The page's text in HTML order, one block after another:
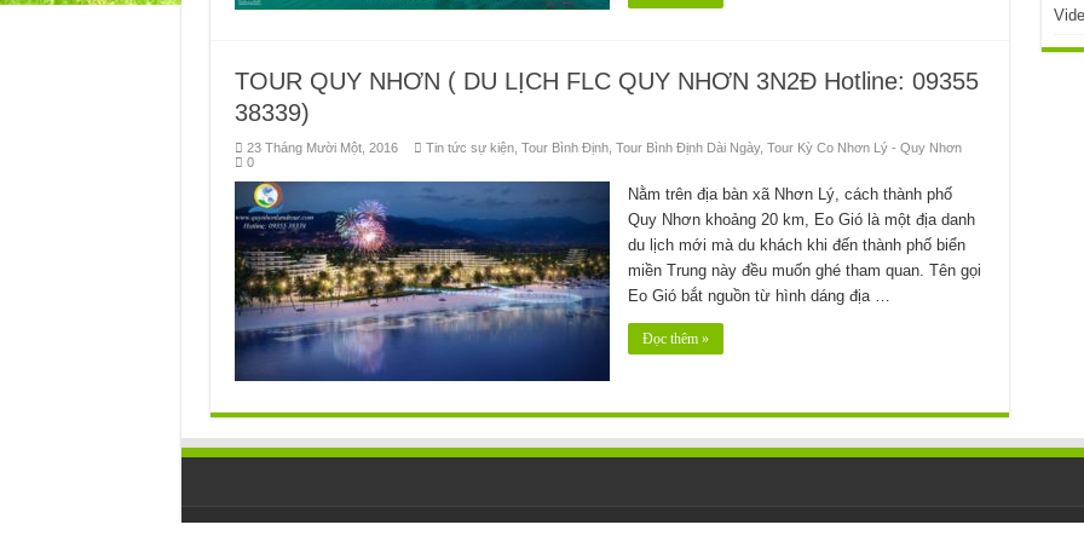
TOUR QUY NHƠN ( DU LỊCH FLC QUY NHƠN 3N2Đ Hotline: 09355
38339)
23 Tháng Mười Một, 2016 Tin tức sự kiện, Tour Bình Định, Tour Bình Định Dài Ngày, Tour Kỳ Co Nhơn Lý - Quy Nhơn
0
Nằm trên địa bàn xã Nhơn Lý, cách thành phố
Quy Nhơn khoảng 20 km, Eo Gió là một địa danh
du lịch mới mà du khách khi đến thành phố biển
miền Trung này đều muốn ghé tham quan. Tên gọi
Eo Gió bắt nguồn từ hình dáng địa …
Đọc thêm »